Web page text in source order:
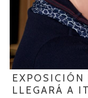
LLEGARÁ A